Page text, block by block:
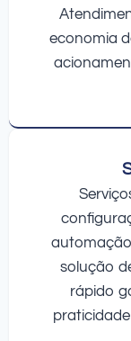
economia
solução
rápido